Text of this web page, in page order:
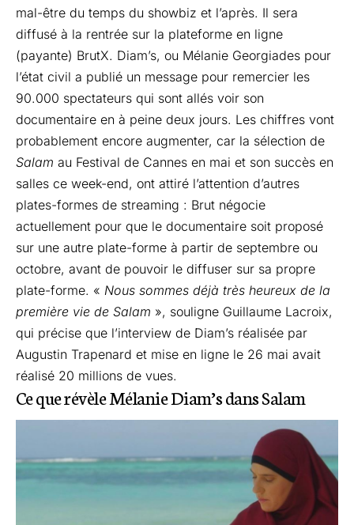
mal-être du temps du showbiz et l’après. Il sera
diffusé à la rentrée sur la plateforme en ligne
(payante) BrutX. Diam’s, ou Mélanie Georgiades pour
l’état civil a publié un message pour remercier les
90.000 spectateurs qui sont allés voir son
documentaire en à peine deux jours. Les chiffres vont
probablement encore augmenter, car la sélection de
Salam au Festival de Cannes en mai et son succès en
salles ce week-end, ont attiré l’attention d’autres
plates-formes de streaming : Brut négocie
actuellement pour que le documentaire soit proposé
sur une autre plate-forme à partir de septembre ou
octobre, avant de pouvoir le diffuser sur sa propre
plate-forme. « Nous sommes déjà très heureux de la
première vie de Salam », souligne Guillaume Lacroix,
qui précise que l’interview de Diam’s réalisée par
Augustin Trapenard et mise en ligne le 26 mai avait
réalisé 20 millions de vues.
Ce que révèle Mélanie Diam’s dans Salam